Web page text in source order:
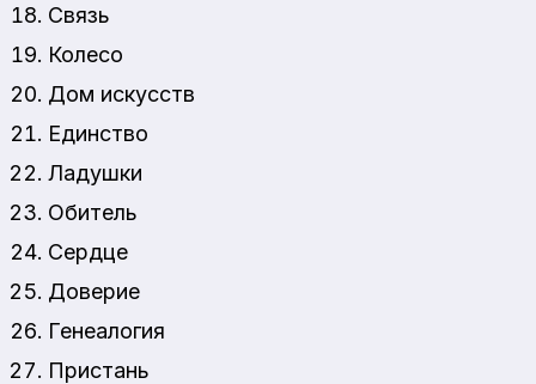
Связь
Колесо
Дом искусств
Единство
Ладушки
Обитель
Сердце
Доверие
Генеалогия
Пристань